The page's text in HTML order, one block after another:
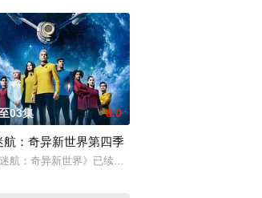
造的设备，意外导致了多元宇宙的世界末日，他必须与
03集 6.0
航：奇异新世界第四季
迷航：奇异新世界》已续订第四季。